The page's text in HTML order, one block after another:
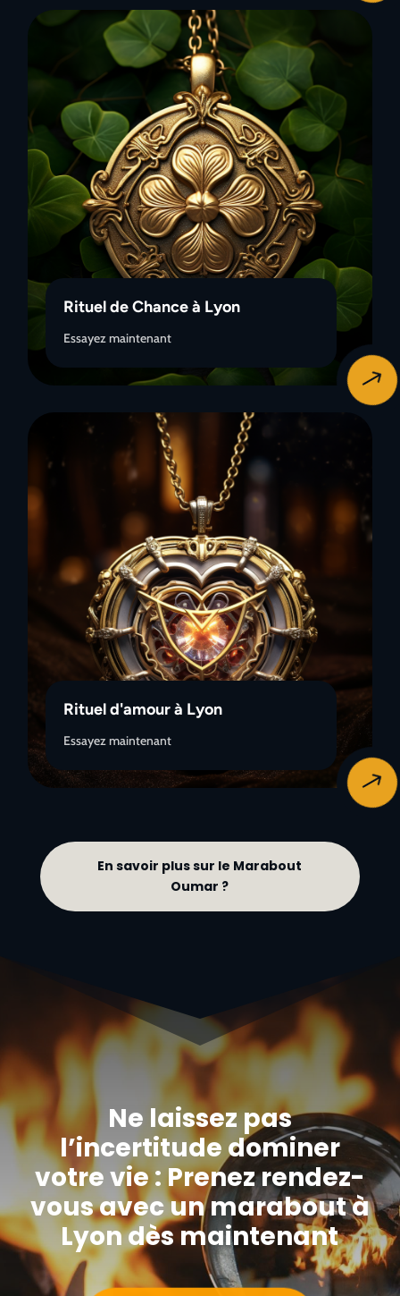
$
Rituel de Chance à Lyon
Essayez maintenant
$
Rituel d'amour à Lyon
Essayez maintenant
En savoir plus sur le Marabout
Oumar ?
Ne laissez pas
l’incertitude dominer
votre vie : Prenez rendez-
vous avec un marabout à
Lyon dès maintenant